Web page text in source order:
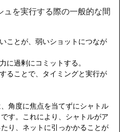
ュを実行する際の一般的な間
ことが、弱いショットにつなが
に過剰にコミットする。
ることで、タイミングと実行が
角度に焦点を当てずにシャトル
す。これにより、シャトルがア
り、ネットに引っかかることが